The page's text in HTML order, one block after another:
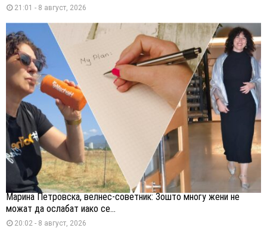
21:01 - 8 август, 2026
Марина Петровска, велнес-советник: Зошто многу жени не
можат да ослабат иако се...
20:02 - 8 август, 2026